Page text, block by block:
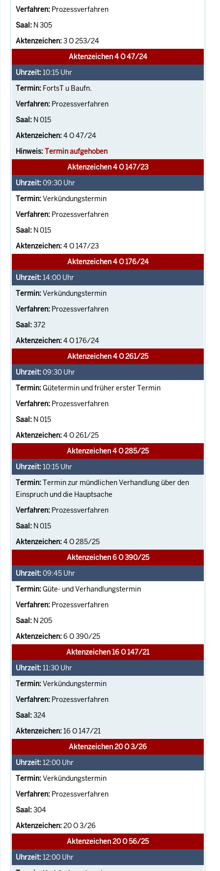
Prozessverfahren
N 305
3 O 253/24
Aktenzeichen 4 O 47/24
10:15 Uhr
FortsT u Baufn.
Prozessverfahren
N 015
4 O 47/24
Termin aufgehoben
Aktenzeichen 4 O 147/23
09:30 Uhr
Verkündungstermin
Prozessverfahren
N 015
4 O 147/23
Aktenzeichen 4 O 176/24
14:00 Uhr
Verkündungstermin
Prozessverfahren
372
4 O 176/24
Aktenzeichen 4 O 261/25
09:30 Uhr
Gütetermin und früher erster Termin
Prozessverfahren
N 015
4 O 261/25
Aktenzeichen 4 O 285/25
10:15 Uhr
Termin zur mündlichen Verhandlung über den
Einspruch und die Hauptsache
Prozessverfahren
N 015
4 O 285/25
Aktenzeichen 6 O 390/25
09:45 Uhr
Güte- und Verhandlungstermin
Prozessverfahren
N 205
6 O 390/25
Aktenzeichen 16 O 147/21
11:30 Uhr
Verkündungstermin
Prozessverfahren
324
16 O 147/21
Aktenzeichen 20 O 3/26
12:00 Uhr
Verkündungstermin
Prozessverfahren
304
20 O 3/26
Aktenzeichen 20 O 56/25
12:00 Uhr